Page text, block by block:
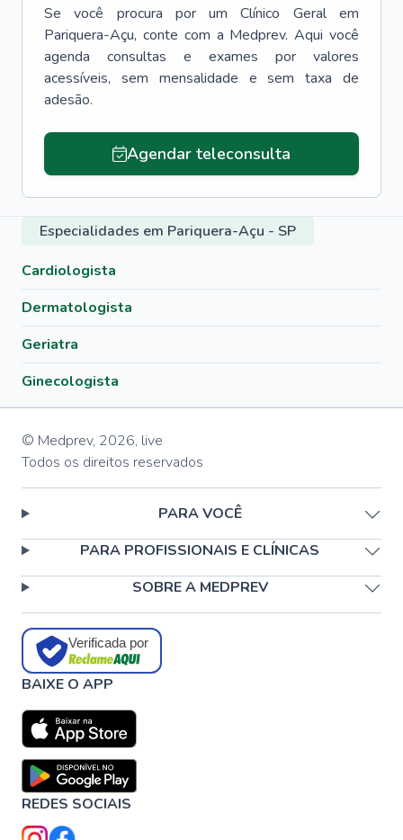
Se você procura por um Clínico Geral
em
Pariquera-Açu, conte com a Medprev. Aqui você
agenda consultas e exames por valores
acessíveis, sem mensalidade e sem taxa de
adesão.
Agendar teleconsulta
Especialidades em Pariquera-Açu - SP
Cardiologista
Dermatologista
Geriatra
Ginecologista
© Medprev, 2026, live
Todos os direitos reservados
PARA VOCÊ
PARA PROFISSIONAIS E CLÍNICAS
SOBRE A MEDPREV
Verificada por
BAIXE O APP
REDES SOCIAIS